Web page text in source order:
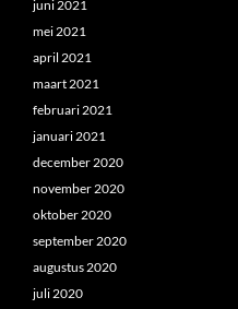
juni 2021
mei 2021
april 2021
maart 2021
februari 2021
januari 2021
december 2020
november 2020
oktober 2020
september 2020
augustus 2020
juli 2020